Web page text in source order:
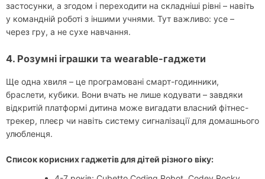
застосунки, а згодом і переходити на складніші рівні – навіть
у командній роботі з іншими учнями. Тут важливо: усе –
через гру, а не сухе навчання.
4. Розумні іграшки та wearable-гаджети
Ще одна хвиля – це програмовані смарт-годинники,
браслети, кубики. Вони вчать не лише кодувати – завдяки
відкритій платформі дитина може вигадати власний фітнес-
трекер, плеєр чи навіть систему сигналізації для домашнього
улюбленця.
Список корисних гаджетів для дітей різного віку: